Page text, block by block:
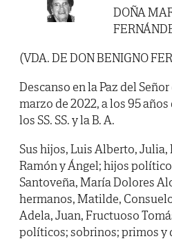
DOÑA
(VDA. DE DON BENIGNO
Descanso en la Paz del
marzo de 2022, a los 95
los SS. SS. y la B. A.
Sus hijos, Luis Alberto,
Ramón y Ángel; hijos
Santoveña, María Dolores
hermanos, Matilde,
Adela, Juan, Fructuoso
políticos; sobrinos; primos y